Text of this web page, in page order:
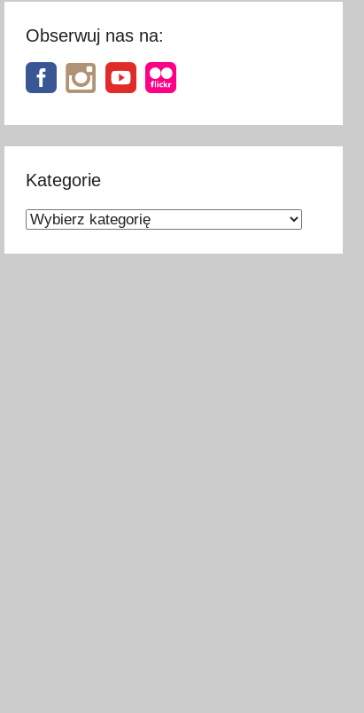
Obserwuj nas na:
Kategorie
Kategorie